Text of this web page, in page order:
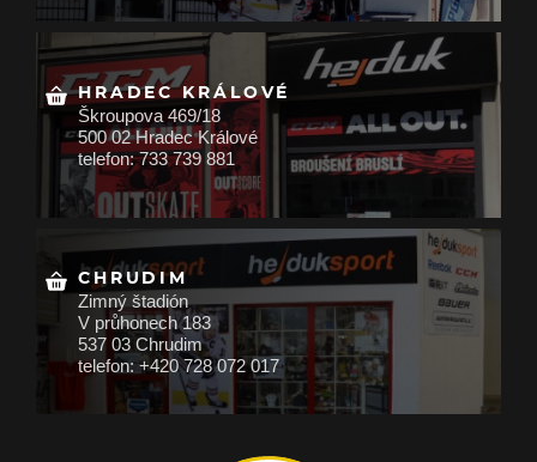
HRADEC KRÁLOVÉ
Škroupova 469/18
500 02 Hradec Králové
telefon: 733 739 881
CHRUDIM
Zimný štadión
V průhonech 183
537 03 Chrudim
telefon: +420 728 072 017